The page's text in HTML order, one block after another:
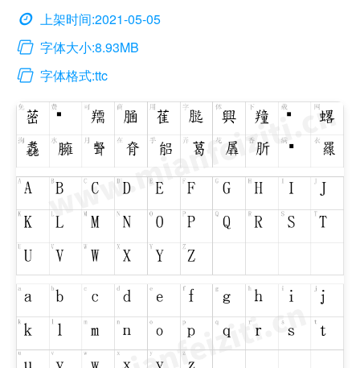
上架时间:2021-05-05
字体大小:8.93MB
字体格式:ttc